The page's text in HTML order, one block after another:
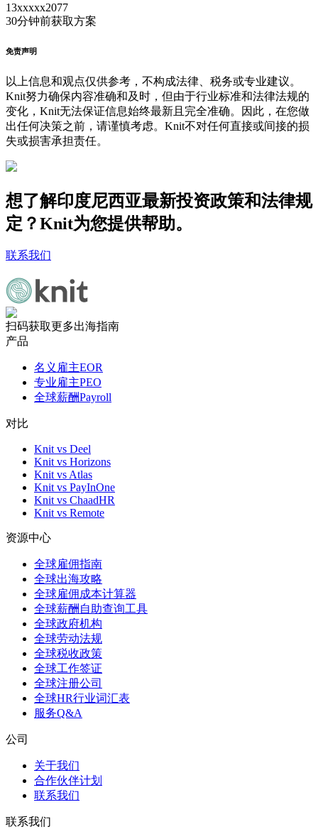
13xxxxx2077
30分钟前获取方案
免责声明
以上信息和观点仅供参考，不构成法律、税务或专业建议。
Knit努力确保内容准确和及时，但由于行业标准和法律法规的
变化，Knit无法保证信息始终最新且完全准确。因此，在您做
出任何决策之前，请谨慎考虑。Knit不对任何直接或间接的损
失或损害承担责任。
想了解印度尼西亚最新投资政策和法律规
定？Knit为您提供帮助。
联系我们
扫码获取更多出海指南
产品
名义雇主EOR
专业雇主PEO
全球薪酬Payroll
对比
Knit vs Deel
Knit vs Horizons
Knit vs Atlas
Knit vs PayInOne
Knit vs ChaadHR
Knit vs Remote
资源中心
全球雇佣指南
全球出海攻略
全球雇佣成本计算器
全球薪酬自助查询工具
全球政府机构
全球劳动法规
全球税收政策
全球工作签证
全球注册公司
全球HR行业词汇表
服务Q&A
公司
关于我们
合作伙伴计划
联系我们
联系我们